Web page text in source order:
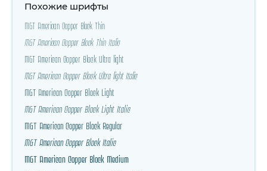
Похожие шрифты
MGT American Copper Block Thin
MGT American Copper Block Thin Italic
MGT American Copper Block Ultra light
MGT American Copper Block Ultra light Italic
MGT American Copper Block Light
MGT American Copper Block Light Italic
MGT American Copper Block Regular
MGT American Copper Block Italic
MGT American Copper Block Medium